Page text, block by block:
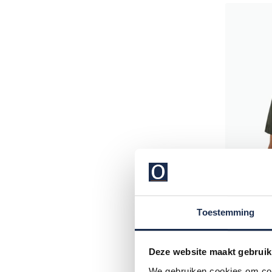
Toestemming
Deze website maaktCast Iron
T-shirt